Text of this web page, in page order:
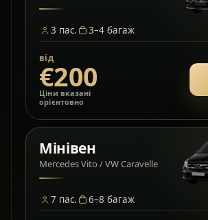
3 пас. 3–4 багаж
від
€200
Ціни вказані
орієнтовно
Мінівен
Mercedes Vito / VW Caravelle
7 пас. 6–8 багаж